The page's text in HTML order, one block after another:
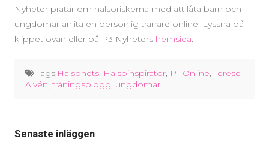
Nyheter pratar om hälsoriskerna med att låta barn och
ungdomar anlita en personlig tränare online. Lyssna på
klippet ovan eller på P3 Nyheters hemsida.
Tags:Hälsohets, Hälsoinspiratör, PT Online,Terese
Alvén, träningsblogg, ungdomar
Senaste inläggen